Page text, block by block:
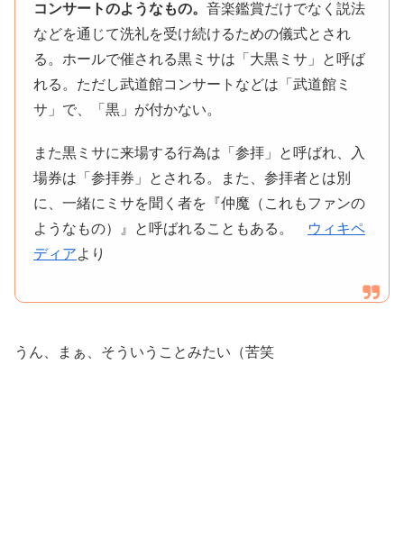
コンサートのようなもの。 音楽鑑賞だけでなく説法
などを通じて洗礼を受け続けるための儀式とされ
る。ホールで催される黒ミサは「大黒ミサ」と呼ば
れる。ただし武道館コンサートなどは「武道館ミ
サ」で、「黒」が付かない。
また黒ミサに来場する行為は「参拝」と呼ばれ、入
場券は「参拝券」とされる。また、参拝者とは別
に、一緒にミサを聞く者を『仲魔（これもファンの
ようなもの）』と呼ばれることもある。
ウィキペ
ディアより
うん、まぁ、そういうことみたい（苦笑